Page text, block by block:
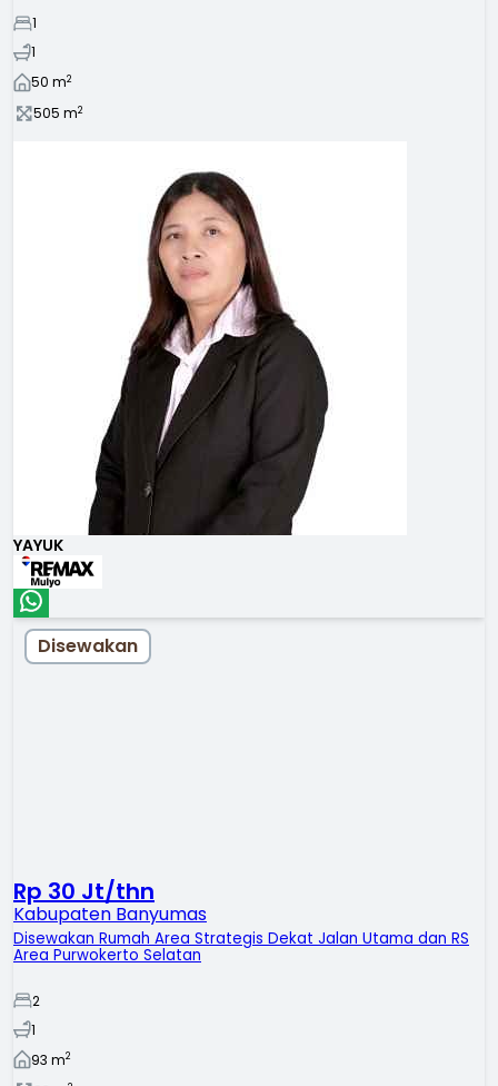
1
1
50 m2
505 m2
YAYUK
Disewakan
Rp 30 Jt/thn
Kabupaten Banyumas
Disewakan Rumah Area Strategis Dekat Jalan Utama dan RS
Area Purwokerto Selatan
2
1
93 m2